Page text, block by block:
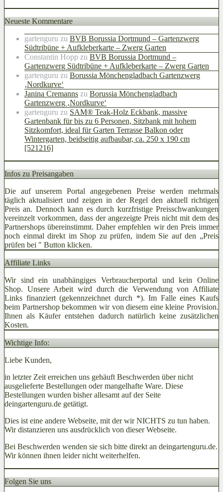
Neueste Kommentare
gartenguru zu BVB Borussia Dortmund – Gartenzwerg
Südtribüne + Aufkleberkarte – Zwerg Garten
Constantin Hopp zu BVB Borussia Dortmund –
Gartenzwerg Südtribüne + Aufkleberkarte – Zwerg Garten
gartenguru zu Borussia Mönchengladbach Gartenzwerg
‚Nordkurve‘
Janina Cremanns zu Borussia Mönchengladbach
Gartenzwerg ‚Nordkurve‘
gartenguru zu SAM® Teak-Holz Eckbank, massive
Gartenbank für bis zu 6 Personen, Sitzbank mit hohem
Sitzkomfort, ideal für Garten Terrasse Balkon oder
Wintergarten, beidseitig aufbaubar, ca. 250 x 190 cm
[521216]
Infos zu Preisangaben
Die auf unserem Portal angegebenen Preise werden mehrmals
täglich aktualisiert und zeigen in der Regel den aktuell richtigen
Preis an. Dennoch kann es durch kurzfristige Preisschwankungen
vereinzelt vorkommen, dass der angezeigte Preis nicht mit dem des
Partnershops übereinstimmt. Daher empfehlen wir den Preis immer
noch einmal direkt im Shop zu prüfen, indem Sie auf den „Preis
prüfen bei " Button klicken.
Affiliate Links
Wir sind ein unabhängiges Verbraucherportal und kein Online
Shop. Unsere Arbeit wird durch die Verwendung von Affiliate
Links finanziert (gekennzeichnet durch *). Im Falle eines Kaufs
beim Partnershop bekommen wir von diesem eine kleine Provision.
Ihnen als Käufer entstehen dadurch natürlich keine zusätzlichen
Kosten.
Wichtige Info:
Liebe Kunden,
in letzter Zeit erreichen uns gehäuft Beschwerden über nicht
ausgelieferte Bestellungen oder mangelhafte Ware. Diese
Bestellungen wurden bisher allesamt auf der Seite
deingartenguru.de getätigt.
Dies ist eine andere Webseite, mit der wir NICHTS zu tun haben.
Wir distanzieren uns ausdrücklich von dieser Webseite.
Bei Beschwerden wenden sie sich bitte direkt an deingartenguru.de.
Wir können ihnen leider nicht weiterhelfen.
Folgen Sie uns